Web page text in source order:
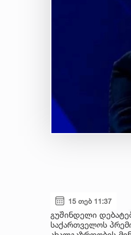
15 თებ 11:37
გუშინდელი
საქართველოს